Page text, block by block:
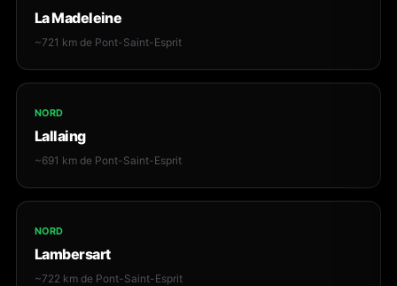
La Madeleine
~721 km de Pont-Saint-Esprit
NORD
Lallaing
~691 km de Pont-Saint-Esprit
NORD
Lambersart
~722 km de Pont-Saint-Esprit